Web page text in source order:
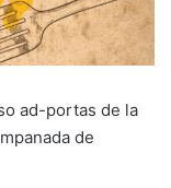
ad-portas de la
de